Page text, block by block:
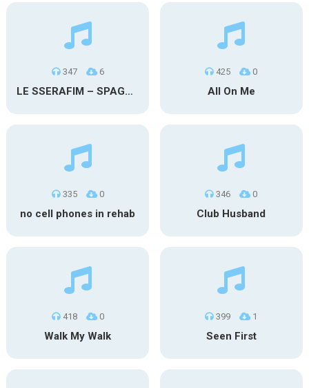
347 6
LE SSERAFIM – SPAGHETTI
425 0
All On Me
335 0
no cell phones in rehab
346 0
Club Husband
418 0
Walk My Walk
399 1
Seen First